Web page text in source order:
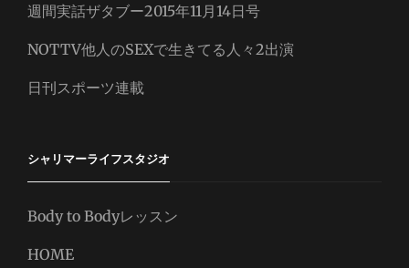
週間実話ザタブー2015年11月14日号
NOTTV他人のSEXで生きてる人々2出演
日刊スポーツ連載
シャリマーライフスタジオ
Body to Bodyレッスン
HOME